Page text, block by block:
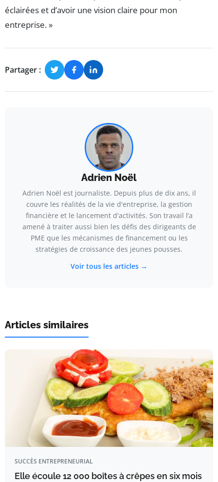
éclairées et d’avoir une vision claire pour mon
entreprise. »
Partager :
Adrien Noël
Adrien Noël est journaliste. Depuis plus de dix ans, il
couvre les réalités de la vie d'entreprise, la gestion
financière et le lancement d'activités. Son travail l’a
amené à traiter aussi bien les défis des dirigeants de
PME que les mécanismes de financement ou les
stratégies de croissance des jeunes pousses.
Voir tous les articles →
Articles similaires
SUCCÈS ENTREPRENEURIAL
Elle écoule 12 000 boîtes à crêpes en six mois